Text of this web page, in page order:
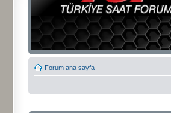
Forum ana sayfa